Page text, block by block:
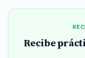
Recibe